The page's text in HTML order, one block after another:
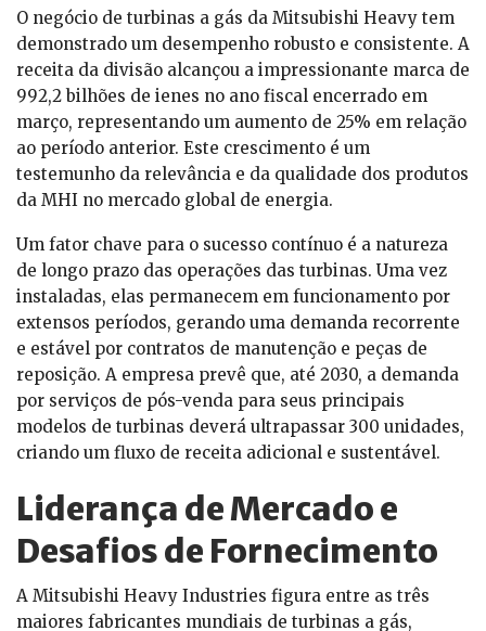
O negócio de turbinas a gás da Mitsubishi Heavy tem
demonstrado um desempenho robusto e consistente. A
receita da divisão alcançou a impressionante marca de
992,2 bilhões de ienes no ano fiscal encerrado em
março, representando um aumento de 25% em relação
ao período anterior. Este crescimento é um
testemunho da relevância e da qualidade dos produtos
da MHI no mercado global de energia.
Um fator chave para o sucesso contínuo é a natureza
de longo prazo das operações das turbinas. Uma vez
instaladas, elas permanecem em funcionamento por
extensos períodos, gerando uma demanda recorrente
e estável por contratos de manutenção e peças de
reposição. A empresa prevê que, até 2030, a demanda
por serviços de pós-venda para seus principais
modelos de turbinas deverá ultrapassar 300 unidades,
criando um fluxo de receita adicional e sustentável.
Liderança de Mercado e
Desafios de Fornecimento
A Mitsubishi Heavy Industries figura entre as três
maiores fabricantes mundiais de turbinas a gás,